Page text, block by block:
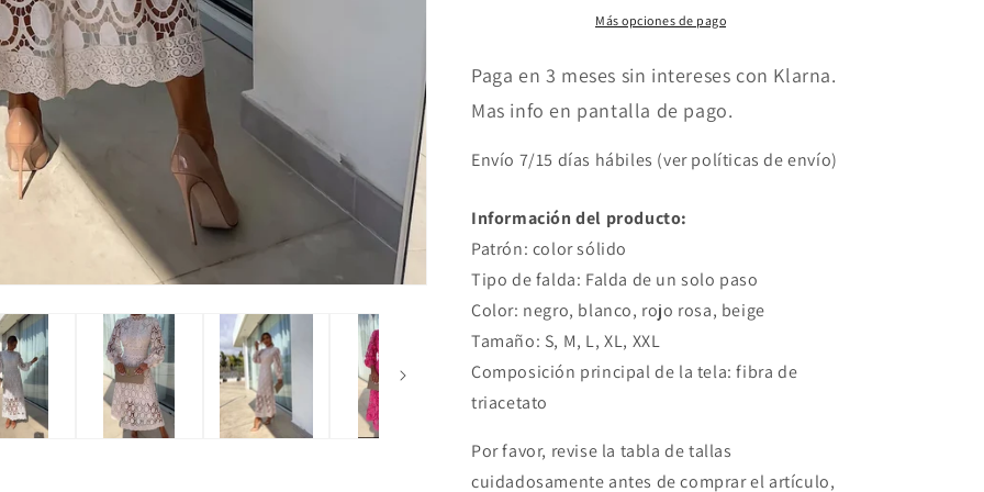
varios
colores
estilo
varios
colores
Más opciones de pago
Paga en 3 meses sin intereses con Klarna.
Mas info en pantalla de pago.
Envío 7/15 días hábiles (ver políticas de envío)
Información del producto:
Patrón: color sólido
Tipo de falda: Falda de un solo paso
Color: negro, blanco, rojo rosa, beige
Tamaño: S, M, L, XL, XXL
Composición principal de la tela: fibra de
triacetato
Por favor, revise la tabla de tallas
cuidadosamente antes de comprar el artículo,